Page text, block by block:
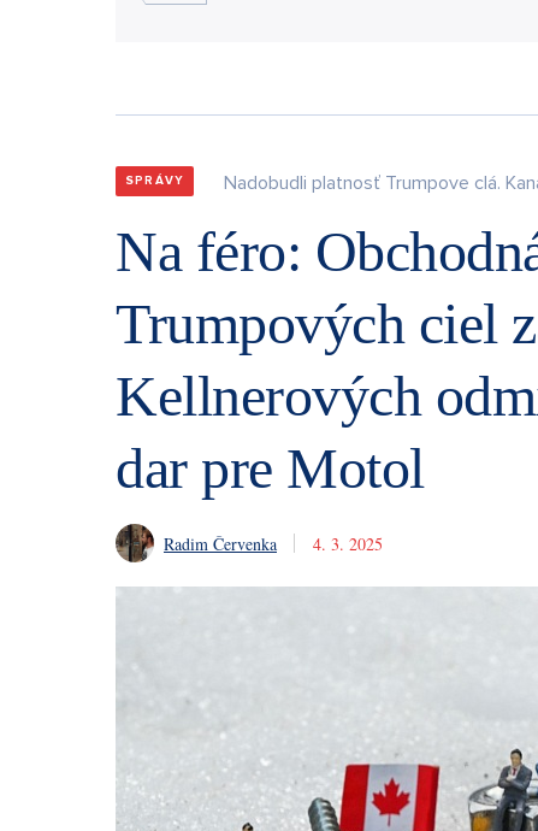
SPRÁVY Nadobudli platnosť Trumpove clá.
Na féro:
Trumpových ciel
Kellnerových
dar pre Motol
Radim Červenka 4. 3. 2025